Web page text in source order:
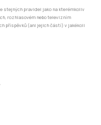
stejných pravidel jako na kterémkoliv
rozhlasovém nebo televizním
příspěvků (ani jejich částí) v jakékoli